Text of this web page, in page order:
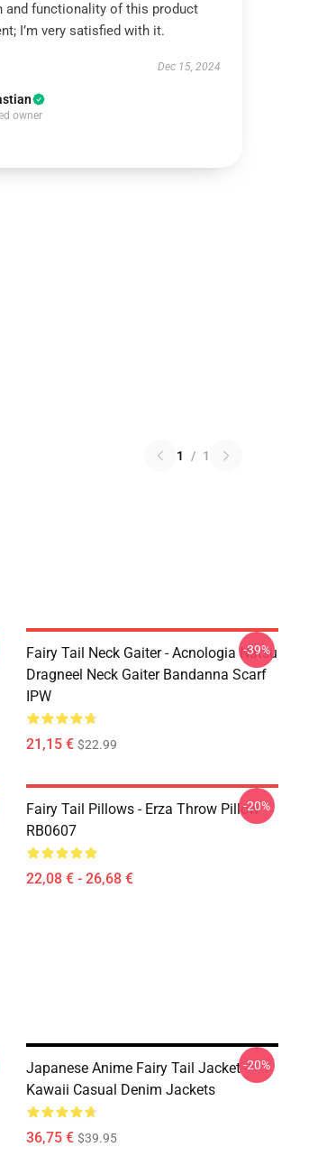
and functionality of this product
I’m very satisfied with it.
Dec 15, 2024
owner
1 / 1
Fairy Tail Neck Gaiter - Acnologia Natsu
Dragneel Neck Gaiter Bandanna Scarf
IPW
21,15 € $22.99
-39%
Fairy Tail Pillows - Erza Throw Pillow
RB0607
22,08 € - 26,68 €
-20%
Japanese Anime Fairy Tail Jacket -
Kawaii Casual Denim Jackets
36,75 € $39.95
-20%